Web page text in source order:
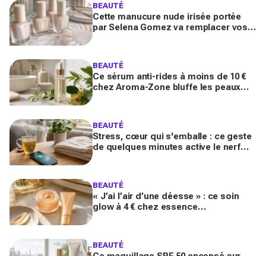
BEAUTÉ
Cette manucure nude irisée portée
par Selena Gomez va remplacer vos
BEAUTÉ
Ce sérum anti-rides à moins de 10 €
chez Aroma-Zone bluffe les peaux
BEAUTÉ
Stress, cœur qui s'emballe : ce geste
de quelques minutes active le nerf
BEAUTÉ
« J’ai l’air d’une déesse » : ce soin
glow à 4 € chez essence
BEAUTÉ